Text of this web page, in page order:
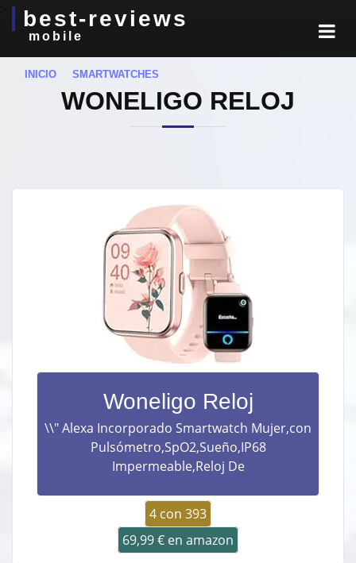
best-reviews
mobile
INICIO SMARTWATCHES
WONELIGO RELOJ
Woneligo Reloj
\\" Alexa Incorporado Smartwatch Mujer,con
Pulsómetro,SpO2,Sueño,IP68
Impermeable,Reloj De
4 con 393
69,99 € en amazon